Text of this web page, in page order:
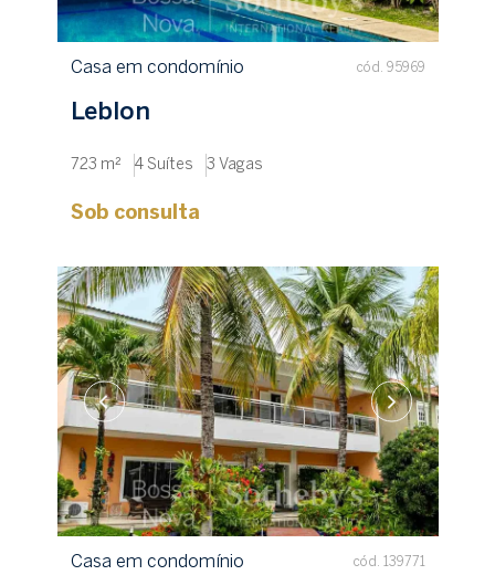
Receber contato
Casa em condomínio cód. 95969
Leblon
723 m² 4 Suítes 3 Vagas
Sob consulta
Casa em condomínio cód. 139771